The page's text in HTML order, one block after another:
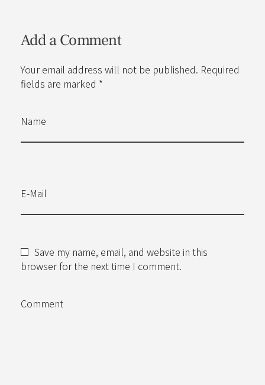
Add a Comment
Your email address will not be published. Required
fields are marked *
Name
E-Mail
Save my name, email, and website in this
browser for the next time I comment.
Comment